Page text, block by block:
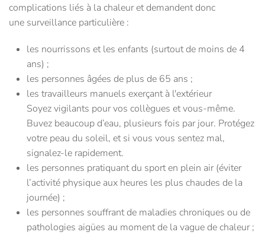
complications liés à la chaleur et demandent donc
une surveillance particulière :
les nourrissons et les enfants (surtout de moins de 4
ans) ;
les personnes âgées de plus de 65 ans ;
les travailleurs manuels exerçant à l'extérieur
Soyez vigilants pour vos collègues et vous-même.
Buvez beaucoup d’eau, plusieurs fois par jour. Protégez
votre peau du soleil, et si vous vous sentez mal,
signalez-le rapidement.
les personnes pratiquant du sport en plein air (éviter
l’activité physique aux heures les plus chaudes de la
journée) ;
les personnes souffrant de maladies chroniques ou de
pathologies aigües au moment de la vague de chaleur ;